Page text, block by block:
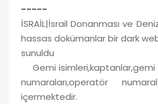
-----
İSRAİL|İsrail Donanması ve
hassas dokümanlar bir dark
sunuldu
Gemi
numaraları,operatör
içermektedir.